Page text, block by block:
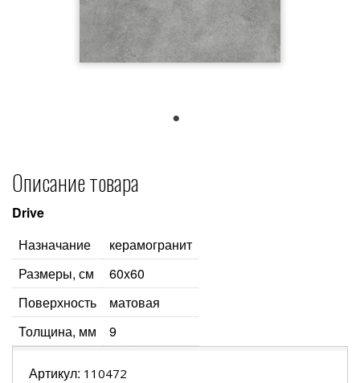
Описание товара
Drive
Назначание
керамогранит
Размеры, см
60x60
Поверхность
матовая
Толщина, мм
9
Артикул: 110472